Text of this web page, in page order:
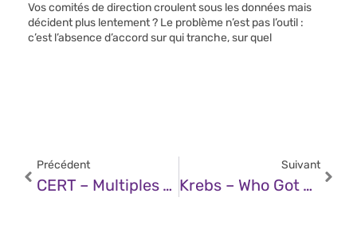
Vos comités de direction croulent sous les données mais
décident plus lentement ? Le problème n’est pas l’outil :
c’est l’absence d’accord sur qui tranche, sur quel
Précédent
CERT – Multiples Vulnérabilités Dans Google Chrome (06 Août 2025)
Suivant
Krebs – Who Got Arrested In The Raid On The XSS Crime Forum?